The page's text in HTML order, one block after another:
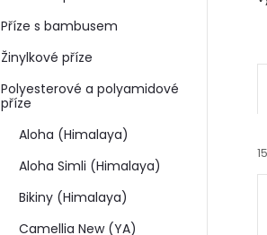
Příze s bambusem
Žinylkové příze
Polyesterové a polyamidové
příze
Aloha (Himalaya)
Aloha Simli (Himalaya)
Bikiny (Himalaya)
Camellia New (YA)
a15